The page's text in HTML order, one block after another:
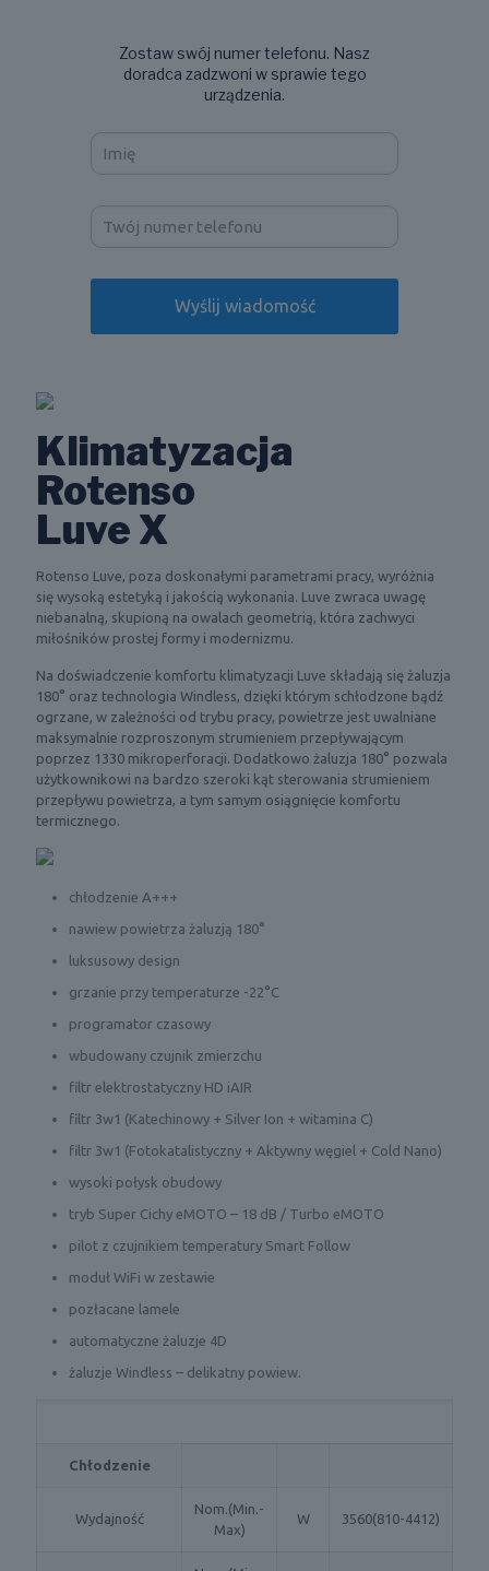
Zostaw swój numer telefonu. Nasz
doradca zadzwoni w sprawie tego
urządzenia.
Klimatyzacja
Rotenso
Luve X
Rotenso Luve, poza doskonałymi parametrami pracy, wyróżnia
się wysoką estetyką i jakością wykonania. Luve zwraca uwagę
niebanalną, skupioną na owalach geometrią, która zachwyci
miłośników prostej formy i modernizmu.
Na doświadczenie komfortu klimatyzacji Luve składają się żaluzja
180° oraz technologia Windless, dzięki którym schłodzone bądź
ogrzane, w zależności od trybu pracy, powietrze jest uwalniane
maksymalnie rozproszonym strumieniem przepływającym
poprzez 1330 mikroperforacji. Dodatkowo żaluzja 180° pozwala
użytkownikowi na bardzo szeroki kąt sterowania strumieniem
przepływu powietrza, a tym samym osiągnięcie komfortu
termicznego.
chłodzenie A+++
nawiew powietrza żaluzją 180°
luksusowy design
grzanie przy temperaturze -22°C
programator czasowy
wbudowany czujnik zmierzchu
filtr elektrostatyczny HD iAIR
filtr 3w1 (Katechinowy + Silver Ion + witamina C)
filtr 3w1 (Fotokatalistyczny + Aktywny węgiel + Cold Nano)
wysoki połysk obudowy
tryb Super Cichy eMOTO – 18 dB / Turbo eMOTO
pilot z czujnikiem temperatury Smart Follow
moduł WiFi w zestawie
pozłacane lamele
automatyczne żaluzje 4D
żaluzje Windless – delikatny powiew.
Chłodzenie
Wydajność
Nom.(Min.-
Max)
W 3560(810-4412)